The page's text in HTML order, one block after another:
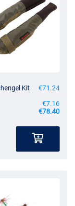
Kit
€71.24
€7.16
€78.40